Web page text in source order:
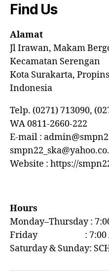
Find Us
Alamat
Jl Irawan, Makam
Kecamatan Serengan
Kota Surakarta,
Indonesia
Telp. (0271) 713090,
WA 0811-2660-222
E-mail :
Website : https://
Hours
Monday–Thursday :
Friday : 7:00 AM
Saturday & Sunday: